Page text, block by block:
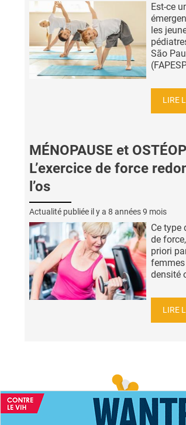
Est-ce
les
São
LIRE
MÉNOPAUSE et
L’exercice de force
l’os
Actualité publiée il y a 8 années 9 mois
Ce type
de
priori
densité
LIRE